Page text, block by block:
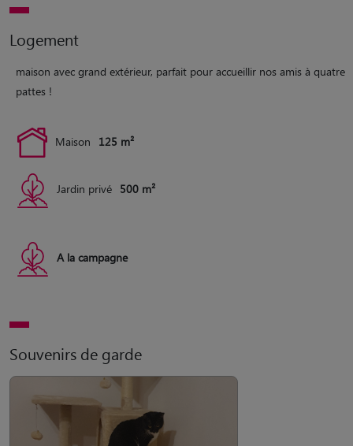
Logement
maison avec grand extérieur, parfait pour accueillir nos amis à quatre
pattes !
Maison 125 m²
Jardin privé 500 m²
A la campagne
Souvenirs de garde